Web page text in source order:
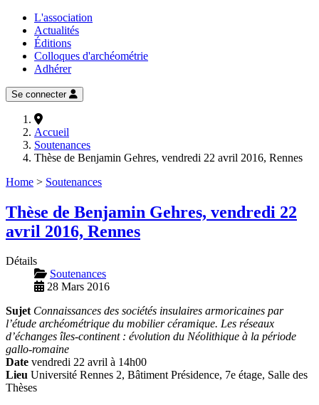
L'association
Actualités
Éditions
Colloques d'archéométrie
Adhérer
Se connecter
Accueil
Soutenances
Thèse de Benjamin Gehres, vendredi 22 avril 2016, Rennes
Home > Soutenances
Thèse de Benjamin Gehres, vendredi 22
avril 2016, Rennes
Détails
Soutenances
28 Mars 2016
Sujet Connaissances des sociétés insulaires armoricaines par
l’étude archéométrique du mobilier céramique. Les réseaux
d’échanges îles-continent : évolution du Néolithique à la période
gallo-romaine
Date vendredi 22 avril à 14h00
Lieu Université Rennes 2, Bâtiment Présidence, 7e étage, Salle des
Thèses